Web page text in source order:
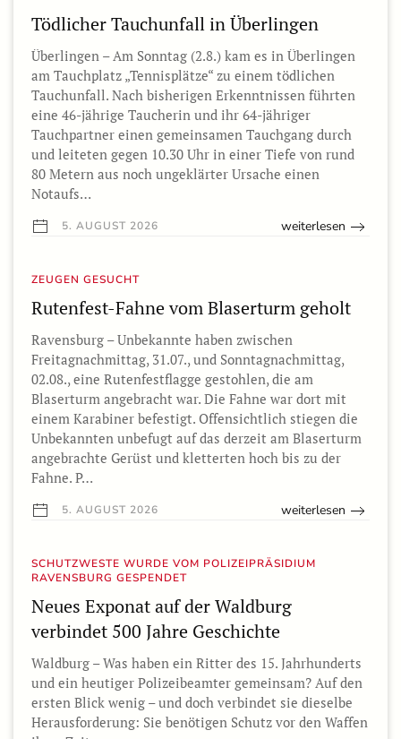
Tödlicher Tauchunfall in Überlingen
Überlingen – Am Sonntag (2.8.) kam es in Überlingen
am Tauchplatz „Tennisplätze“ zu einem tödlichen
Tauchunfall. Nach bisherigen Erkenntnissen führten
eine 46-jährige Taucherin und ihr 64-jähriger
Tauchpartner einen gemeinsamen Tauchgang durch
und leiteten gegen 10.30 Uhr in einer Tiefe von rund
80 Metern aus noch ungeklärter Ursache einen
Notaufs…
5. AUGUST 2026 weiterlesen
ZEUGEN GESUCHT
Rutenfest-Fahne vom Blaserturm geholt
Ravensburg – Unbekannte haben zwischen
Freitagnachmittag, 31.07., und Sonntagnachmittag,
02.08., eine Rutenfestflagge gestohlen, die am
Blaserturm angebracht war. Die Fahne war dort mit
einem Karabiner befestigt. Offensichtlich stiegen die
Unbekannten unbefugt auf das derzeit am Blaserturm
angebrachte Gerüst und kletterten hoch bis zu der
Fahne. P…
5. AUGUST 2026 weiterlesen
SCHUTZWESTE WURDE VOM POLIZEIPRÄSIDIUM
RAVENSBURG GESPENDET
Neues Exponat auf der Waldburg
verbindet 500 Jahre Geschichte
Waldburg – Was haben ein Ritter des 15. Jahrhunderts
und ein heutiger Polizeibeamter gemeinsam? Auf den
ersten Blick wenig – und doch verbindet sie dieselbe
Herausforderung: Sie benötigen Schutz vor den Waffen